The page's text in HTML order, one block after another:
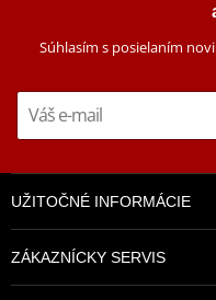
Súhlasím s posielaním
UŽITOČNÉ INFORMÁCIE
ZÁKAZNÍCKY SERVIS